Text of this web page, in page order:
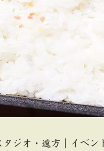
ジオ・遠方｜イベン